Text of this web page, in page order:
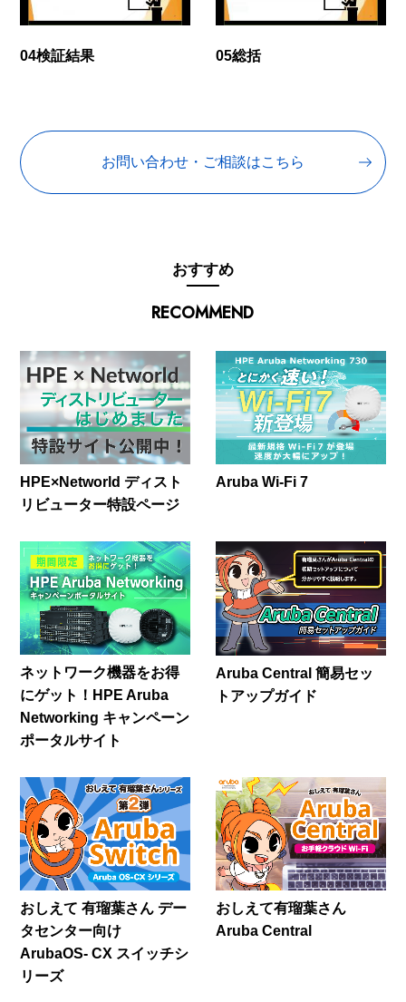
04検証結果 05総括
お問い合わせ・ご相談はこちら
RECOMMEND
おすすめ
HPE×Networld ディスト
リビューター特設ページ
Aruba Wi-Fi 7
ネットワーク機器をお得
にゲット！HPE Aruba
Networking キャンペーン
ポータルサイト
Aruba Central 簡易セッ
トアップガイド
おしえて 有瑠葉さん デー
タセンター向け
ArubaOS- CX スイッチシ
リーズ
おしえて有瑠葉さん
Aruba Central